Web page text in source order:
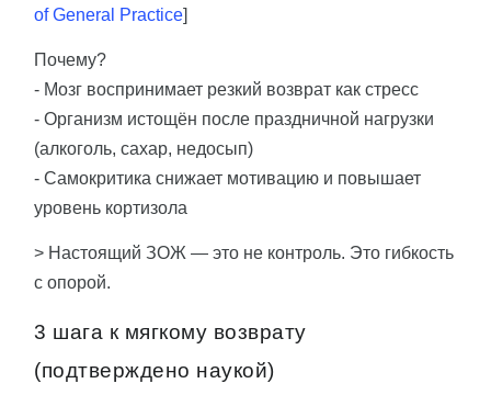
of General Practice]
Почему?
- Мозг воспринимает резкий возврат как стресс
- Организм истощён после праздничной нагрузки
(алкоголь, сахар, недосып)
- Самокритика снижает мотивацию и повышает
уровень кортизола
> Настоящий ЗОЖ — это не контроль. Это гибкость
с опорой.
3 шага к мягкому возврату
(подтверждено наукой)